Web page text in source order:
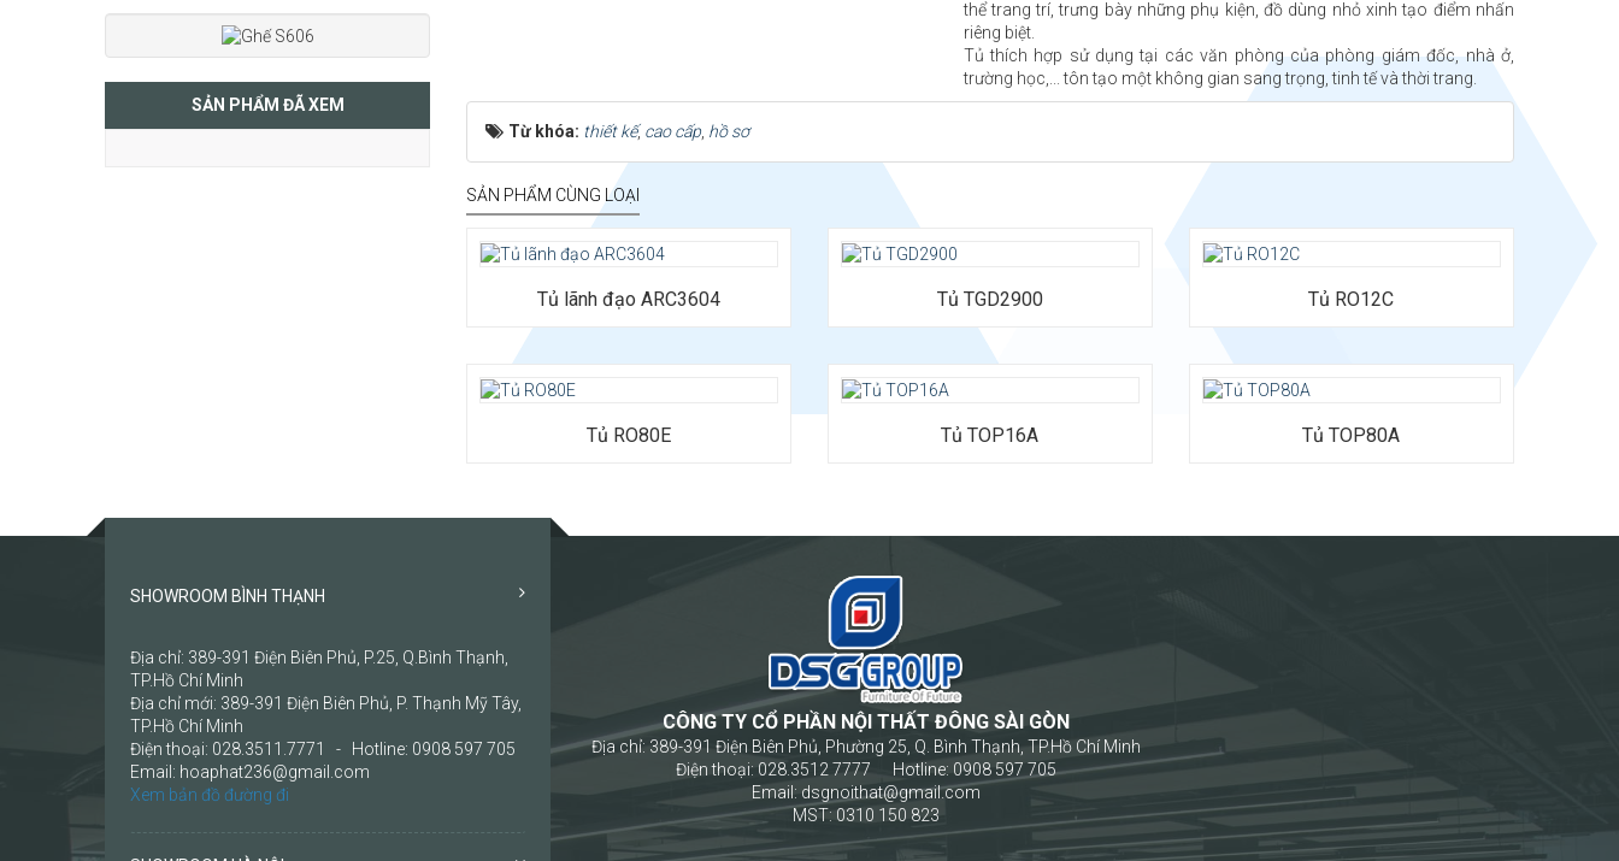
thể trang trí, trưng bày những phụ kiện, đồ dùng nhỏ xinh tạo điểm nhấn
riêng biệt.
Tủ thích hợp sử dụng tại các văn phòng của phòng giám đốc, nhà ở,
trường học,... tôn tạo một không gian sang trọng, tinh tế và thời trang.
Từ khóa: thiết kế, cao cấp hồ sơ
SẢN PHẨM CÙNG LOẠI
Tủ lãnh đạo ARC3604
Chất liệu: MFC phủ melamine
Kích thước: Rộng 2900 x Sâu 500 x Cao
2420
Tủ TGD2900 Tủ RO12C
Tủ RO80E Tủ TOP16A Tủ TOP80A
SẢN PHẨM ĐÃ XEM
SHOWROOM BÌNH THẠNH
Địa chỉ: 389-391 Điện Biên Phủ, P.25, Q.Bình Thạnh,
TP.Hồ Chí Minh
Địa chỉ mới: 389-391 Điện Biên Phủ, P. Thạnh Mỹ Tây,
TP.Hồ Chí Minh
Điện thoại: 028.3511.7771 - Hotline: 0908 597 705
Email: hoaphat236@gmail.com
Xem bản đồ đường đi
CÔNG TY CỔ PHẦN NỘI THẤT ĐÔNG SÀI GÒN
Địa chỉ: 389-391 Điện Biên Phủ, Phường 25, Q. Bình Thạnh, TP.Hồ Chí Minh
Điện thoại: 028.3512 7777 Hotline: 0908 597 705
Email: dsgnoithat@gmail.com
MST: 0310 150 823